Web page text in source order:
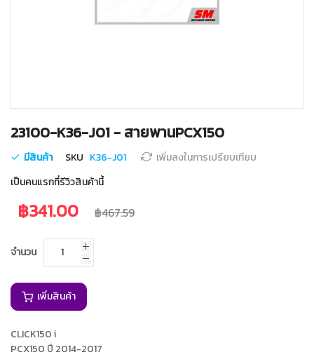
23100-K36-J01 - สายพานPCX150
มีสินค้า SKU K36-J01
เพิ่มลงในการเปรียบเทียบ
เป็นคนแรกที่รีวิวสินค้านี้
฿341.00 ฿467.59
จำนวน
เพิ่มสินค้า
CLICK150 i
PCX150 ปี 2014-2017
to
beginning
of
the
images
gallery